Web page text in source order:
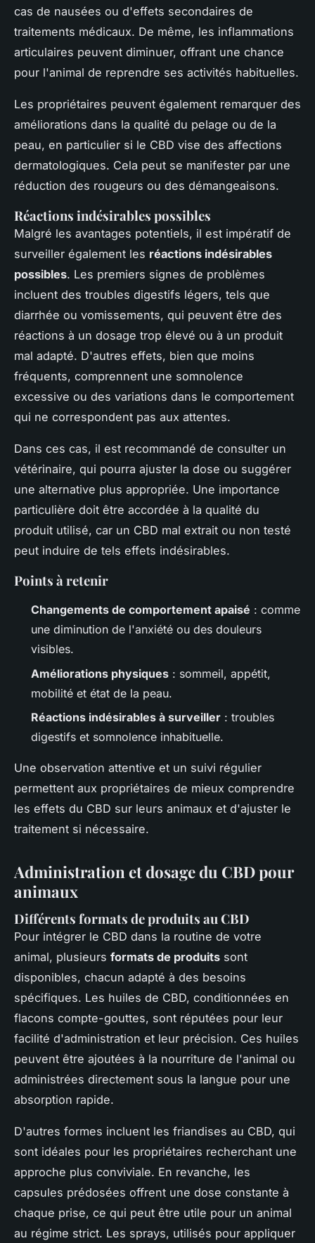
cas de nausées ou d'effets secondaires de
traitements médicaux. De même, les inflammations
articulaires peuvent diminuer, offrant une chance
pour l'animal de reprendre ses activités habituelles.
Les propriétaires peuvent également remarquer des
améliorations dans la qualité du pelage ou de la
peau, en particulier si le CBD vise des affections
dermatologiques. Cela peut se manifester par une
réduction des rougeurs ou des démangeaisons.
Réactions indésirables possibles
Malgré les avantages potentiels, il est impératif de
surveiller également les réactions indésirables
possibles. Les premiers signes de problèmes
incluent des troubles digestifs légers, tels que
diarrhée ou vomissements, qui peuvent être des
réactions à un dosage trop élevé ou à un produit
mal adapté. D'autres effets, bien que moins
fréquents, comprennent une somnolence
excessive ou des variations dans le comportement
qui ne correspondent pas aux attentes.
Dans ces cas, il est recommandé de consulter un
vétérinaire, qui pourra ajuster la dose ou suggérer
une alternative plus appropriée. Une importance
particulière doit être accordée à la qualité du
produit utilisé, car un CBD mal extrait ou non testé
peut induire de tels effets indésirables.
Points à retenir
Changements de comportement apaisé : comme
une diminution de l'anxiété ou des douleurs
visibles.
Améliorations physiques : sommeil, appétit,
mobilité et état de la peau.
Réactions indésirables à surveiller : troubles
digestifs et somnolence inhabituelle.
Une observation attentive et un suivi régulier
permettent aux propriétaires de mieux comprendre
les effets du CBD sur leurs animaux et d'ajuster le
traitement si nécessaire.
Administration et dosage du CBD pour
animaux
Différents formats de produits au CBD
Pour intégrer le CBD dans la routine de votre
animal, plusieurs formats de produits sont
disponibles, chacun adapté à des besoins
spécifiques. Les huiles de CBD, conditionnées en
flacons compte-gouttes, sont réputées pour leur
facilité d'administration et leur précision. Ces huiles
peuvent être ajoutées à la nourriture de l'animal ou
administrées directement sous la langue pour une
absorption rapide.
D'autres formes incluent les friandises au CBD, qui
sont idéales pour les propriétaires recherchant une
approche plus conviviale. En revanche, les
capsules prédosées offrent une dose constante à
chaque prise, ce qui peut être utile pour un animal
au régime strict. Les sprays, utilisés pour appliquer